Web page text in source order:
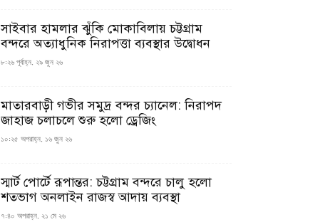
সাইবার হামলার ঝুঁকি মোকাবিলায় চট্টগ্রাম
বন্দরে অত্যাধুনিক নিরাপত্তা ব্যবস্থার উদ্বোধন
৮:২৬ পূর্বাহ্ন, ২৯ জুন ২৬
মাতারবাড়ী গভীর সমুদ্র বন্দর চ্যানেল: নিরাপদ
জাহাজ চলাচলে শুরু হলো ড্রেজিং
১০:২৫ অপরাহ্ন, ১৬ জুন ২৬
স্মার্ট পোর্টে রূপান্তর: চট্টগ্রাম বন্দরে চালু হলো
শতভাগ অনলাইন রাজস্ব আদায় ব্যবস্থা
৭:৪০ অপরাহ্ন, ২১ মে ২৬